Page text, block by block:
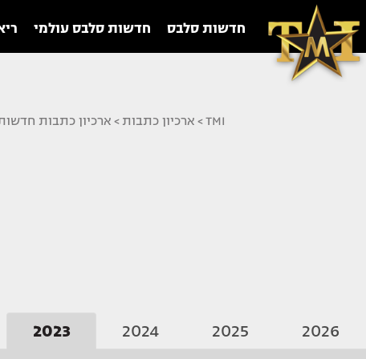
חדשות סלבס חדשות סלבס עולמי
TMI
> ארכיון כתבות > ארכיון כתבות
2026
2025
2024
2023